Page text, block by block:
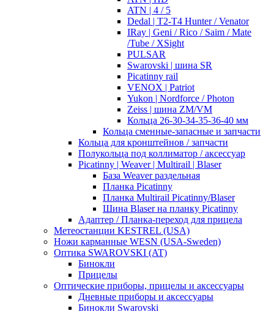
ATN | 4 / 5
Dedal | T2-T4 Hunter / Venator
IRay | Geni / Rico / Saim / Mate
/Tube / XSight
PULSAR
Swarovski | шина SR
Picatinny rail
VENOX | Patriot
Yukon | Nordforce / Photon
Zeiss | шина ZM/VM
Кольца 26-30-34-35-36-40 мм
Кольца сменные-запасные и запчасти
Кольца для кронштейнов / запчасти
Полукольца под коллиматор / аксессуар
Picatinny | Weaver | Multirail | Blaser
База Weaver раздельная
Планка Picatinny
Планка Multirail Picatinny/Blaser
Шина Blaser на планку Picatinny
Адаптер / Планка-переход для прицела
Метеостанции KESTREL (USA)
Ножи карманные WESN (USA-Sweden)
Оптика SWAROVSKI (AT)
Бинокли
Прицелы
Оптические приборы, прицелы и аксессуары
Дневные приборы и аксессуары
Бинокли Swarovski